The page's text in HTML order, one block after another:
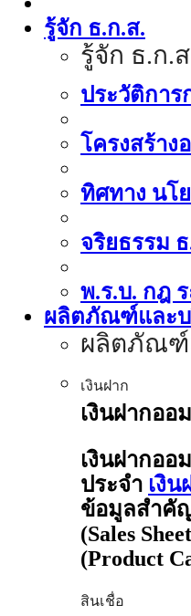
รู้จัก ธ.ก.ส.
รู้จัก ธ.ก.
ประวัติการ
โครงสร้าง
ทิศทาง นโ
จริยธรรม
พ.ร.บ. กฎ
ผลิตภัณฑ์และบ
ผลิตภัณฑ์
เงินฝาก
เงินฝากออ
เงินฝากออ
ประจำ เงิน
ข้อมูลสำคั
(Sales
(Product
สินเชื่อ